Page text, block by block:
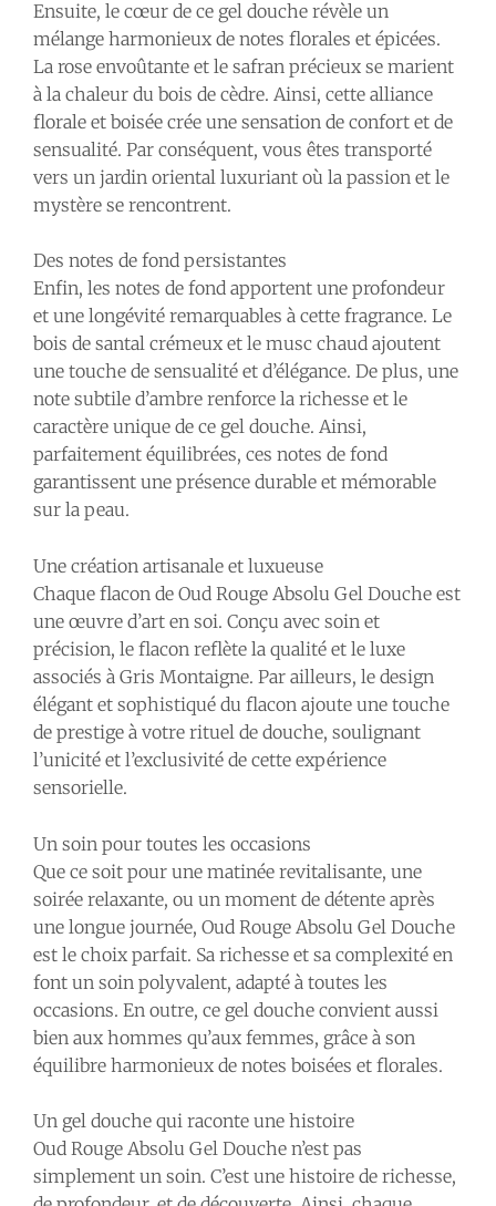
Ensuite, le cœur de ce gel douche révèle un
mélange harmonieux de notes florales et épicées.
La rose envoûtante et le safran précieux se marient
à la chaleur du bois de cèdre. Ainsi, cette alliance
florale et boisée crée une sensation de confort et de
sensualité. Par conséquent, vous êtes transporté
vers un jardin oriental luxuriant où la passion et le
mystère se rencontrent.
Des notes de fond persistantes
Enfin, les notes de fond apportent une profondeur
et une longévité remarquables à cette fragrance. Le
bois de santal crémeux et le musc chaud ajoutent
une touche de sensualité et d’élégance. De plus, une
note subtile d’ambre renforce la richesse et le
caractère unique de ce gel douche. Ainsi,
parfaitement équilibrées, ces notes de fond
garantissent une présence durable et mémorable
sur la peau.
Une création artisanale et luxueuse
Chaque flacon de Oud Rouge Absolu Gel Douche est
une œuvre d’art en soi. Conçu avec soin et
précision, le flacon reflète la qualité et le luxe
associés à Gris Montaigne. Par ailleurs, le design
élégant et sophistiqué du flacon ajoute une touche
de prestige à votre rituel de douche, soulignant
l’unicité et l’exclusivité de cette expérience
sensorielle.
Un soin pour toutes les occasions
Que ce soit pour une matinée revitalisante, une
soirée relaxante, ou un moment de détente après
une longue journée, Oud Rouge Absolu Gel Douche
est le choix parfait. Sa richesse et sa complexité en
font un soin polyvalent, adapté à toutes les
occasions. En outre, ce gel douche convient aussi
bien aux hommes qu’aux femmes, grâce à son
équilibre harmonieux de notes boisées et florales.
Un gel douche qui raconte une histoire
Oud Rouge Absolu Gel Douche n’est pas
simplement un soin. C’est une histoire de richesse,